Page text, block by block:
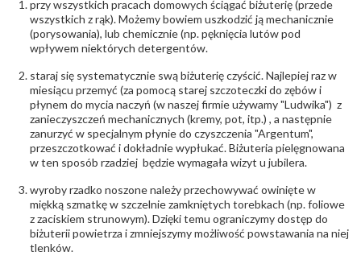
- rodzaj
ostrzeżenia:
, Elementy w wyrobie wykonane z białego złota
zawierają nikiel
przy wszystkich pracach domowych ściągać biżuterię (przede
wszystkich z rąk). Możemy bowiem uszkodzić ją mechanicznie
(porysowania), lub chemicznie (np. pęknięcia lutów pod
wpływem niektórych detergentów.
staraj się systematycznie swą biżuterię czyścić. Najlepiej raz w
miesiącu przemyć (za pomocą starej szczoteczki do zębów i
płynem do mycia naczyń (w naszej firmie używamy "Ludwika") z
zanieczyszczeń mechanicznych (kremy, pot, itp.) , a następnie
zanurzyć w specjalnym płynie do czyszczenia "Argentum",
przeszczotkować i dokładnie wypłukać. Biżuteria pielęgnowana
w ten sposób rzadziej będzie wymagała wizyt u jubilera.
wyroby rzadko noszone należy przechowywać owinięte w
miękką szmatkę w szczelnie zamkniętych torebkach (np. foliowe
z zaciskiem strunowym). Dzięki temu ograniczymy dostęp do
biżuterii powietrza i zmniejszymy możliwość powstawania na niej
tlenków.